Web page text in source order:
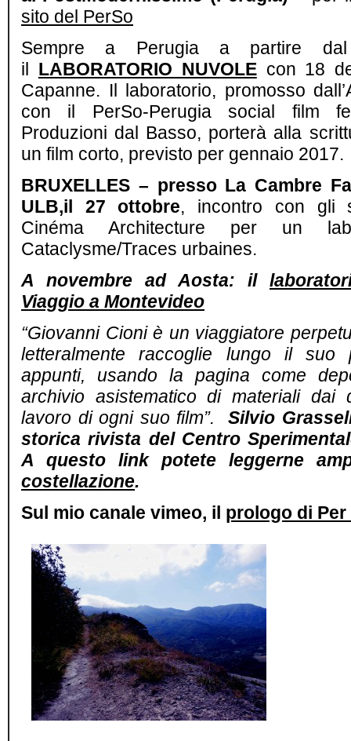
sito del PerSo
Sempre a Perugia a partire
il LABORATORIO NUVOLEcon 18
Capanne. Il laboratorio, promosso
con il PerSo-Perugia social film
Produzioni dal Basso, porterà alla
un film corto, previsto per gennaio 2017.
BRUXELLES – presso La Cambre
ULB,il 27 ottobre, incontro con gli
Cinéma Architecture per un
Cataclysme/Traces urbaines.
A novembre ad Aosta: il
Viaggio a Montevideo
“Giovanni Cioni è un viaggiatore
letteralmente raccoglie lungo il suo
appunti, usando la pagina come
archivio asistematico di materiali dai
lavoro di ogni suo film”.
Silvio
storica rivista del Centro
A questo link potete leggerne
costellazione.
Sul mio canale vimeo, il prologo di